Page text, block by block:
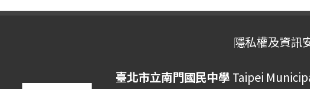
隱私權及資訊
臺北市立南門國民中學Taipei